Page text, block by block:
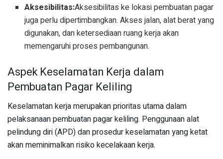
Aksesibilitas:Aksesibilitas ke lokasi pembuatan pagar
juga perlu dipertimbangkan. Akses jalan, alat berat yang
digunakan, dan ketersediaan ruang kerja akan
memengaruhi proses pembangunan.
Aspek Keselamatan Kerja dalam
Pembuatan Pagar Keliling
Keselamatan kerja merupakan prioritas utama dalam
pelaksanaan pembuatan pagar keliling. Penggunaan alat
pelindung diri (APD) dan prosedur keselamatan yang ketat
akan meminimalkan risiko kecelakaan kerja.